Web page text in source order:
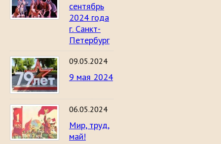
сентябрь
2024 года
г. Санкт-
Петербург
09.05.2024
9 мая 2024
06.05.2024
Мир, труд,
май!